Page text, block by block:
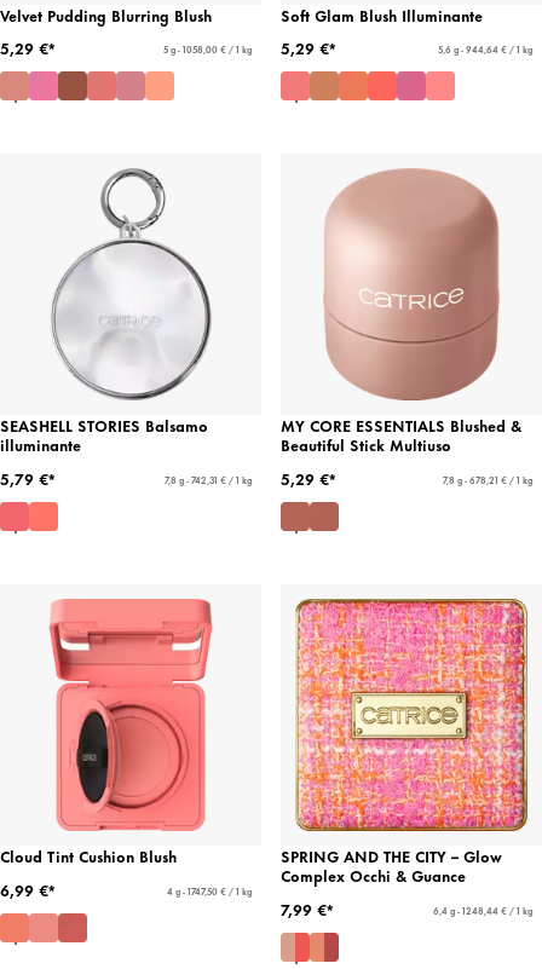
Velvet Pudding Blurring Blush
5,29 €*
5 g - 1058,00 € / 1 kg
Soft Glam Blush Illuminante
5,29 €*
5,6 g - 944,64 € / 1 kg
SEASHELL STORIES Balsamo
illuminante
5,79 €*
7,8 g - 742,31 € / 1 kg
MY CORE ESSENTIALS Blushed &
Beautiful Stick Multiuso
5,29 €*
7,8 g - 678,21 € / 1 kg
Cloud Tint Cushion Blush
6,99 €*
4 g - 1747,50 € / 1 kg
SPRING AND THE CITY – Glow
Complex Occhi & Guance
7,99 €*
6,4 g - 1248,44 € / 1 kg